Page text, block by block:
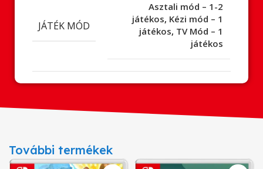
JÁTÉK MÓD
Asztali mód – 1-2
játékos, Kézi mód – 1
játékos, TV Mód – 1
játékos
További termékek